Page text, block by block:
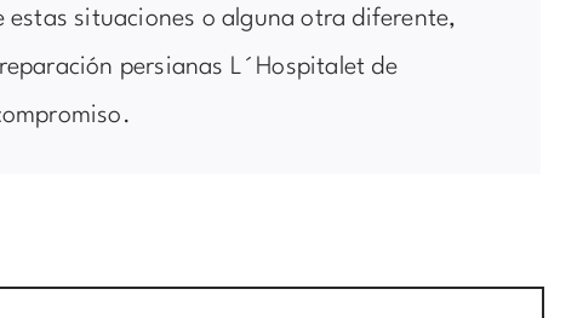
estas situaciones o alguna otra diferente,
persianas L´Hospitalet de